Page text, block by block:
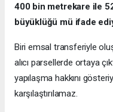
400 bin metrekare ile
büyüklüğü mü ifade
Biri emsal transferiyle
alıcı parsellerde ortaya
yapılaşma hakkını
karşılaştırılamaz.